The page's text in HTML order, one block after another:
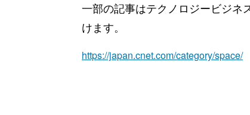
一部の記事はテクノロジービジネ
けます。
https://japan.cnet.com/category/space/